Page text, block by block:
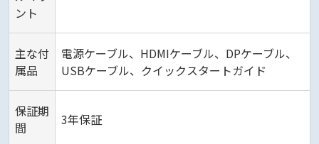
ント
主な付
属品
電源ケーブル、HDMIケーブル、DPケーブル、
USBケーブル、クイックスタートガイド
保証期
間
3年保証